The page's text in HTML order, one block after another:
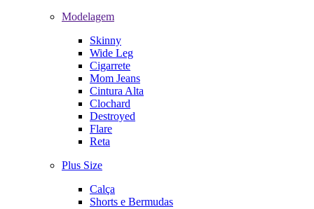
Modelagem
Skinny
Wide Leg
Cigarrete
Mom Jeans
Cintura Alta
Clochard
Destroyed
Flare
Reta
Plus Size
Calça
Shorts e Bermudas